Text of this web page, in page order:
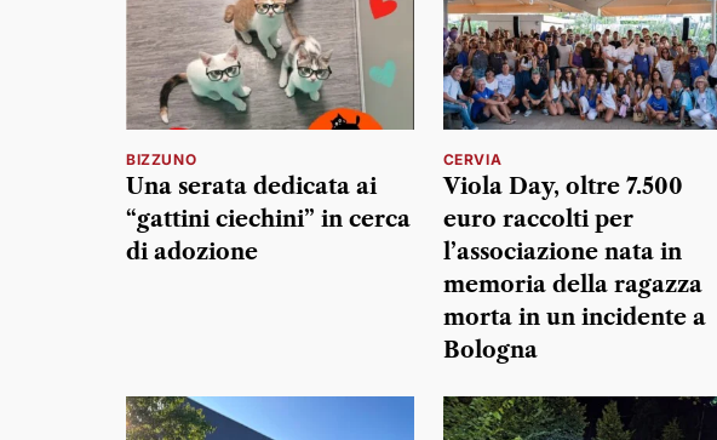
BIZZUNO
Una serata dedicata ai
“gattini ciechini” in cerca
di adozione
CERVIA
Viola Day, oltre 7.500
euro raccolti per
l’associazione nata in
memoria della ragazza
morta in un incidente a
Bologna